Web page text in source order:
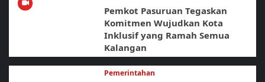
Pemkot Pasuruan Tegaskan
Komitmen Wujudkan Kota
Inklusif yang Ramah Semua
Kalangan
Pemerintahan